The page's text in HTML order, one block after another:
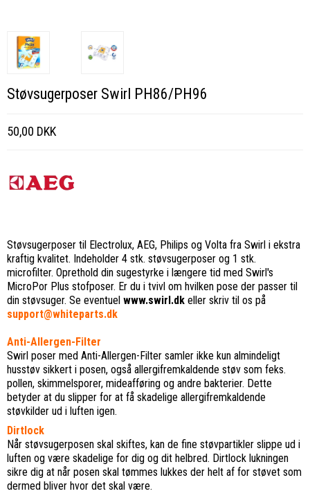
Støvsugerposer Swirl PH86/PH96
50,00 DKK
Støvsugerposer til Electrolux, AEG, Philips og Volta fra Swirl i ekstra
kraftig kvalitet. Indeholder 4 stk. støvsugerposer og 1 stk.
microfilter. Oprethold din sugestyrke i længere tid med Swirl's
MicroPor Plus stofposer. Er du i tvivl om hvilken pose der passer til
din støvsuger. Se eventuel www.swirl.dk eller skriv til os på
support@whiteparts.dk
Anti-Allergen-Filter
Swirl poser med Anti-Allergen-Filter samler ikke kun almindeligt
husstøv sikkert i posen, også allergifremkaldende støv som feks.
pollen, skimmelsporer, mideafføring og andre bakterier. Dette
betyder at du slipper for at få skadelige allergifremkaldende
støvkilder ud i luften igen.
Dirtlock
Når støvsugerposen skal skiftes, kan de fine støvpartikler slippe ud i
luften og være skadelige for dig og dit helbred. Dirtlock lukningen
sikre dig at når posen skal tømmes lukkes der helt af for støvet som
dermed bliver hvor det skal være.